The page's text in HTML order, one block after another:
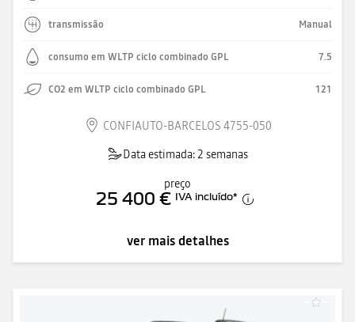
transmissão Manual
consumo em WLTP ciclo combinado GPL 7.5
CO2 em WLTP ciclo combinado GPL 121
CONFIAUTO-BARCELOS 4755-050
Data estimada: 2 semanas
preço
25 400 € IVA incluído*
ver mais detalhes